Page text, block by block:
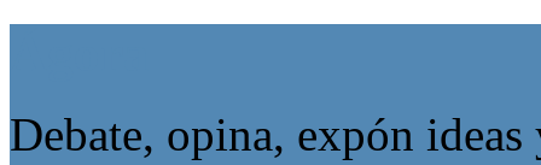
Debate, opina, expón